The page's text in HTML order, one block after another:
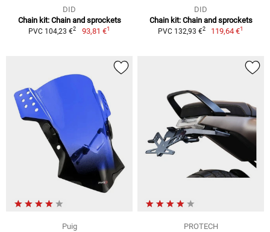
DID
Chain kit: Chain and sprockets
PVC 104,23 €2 93,81 €1
DID
Chain kit: Chain and sprockets
PVC 132,93 €2 119,64 €1
Puig
PROTECH